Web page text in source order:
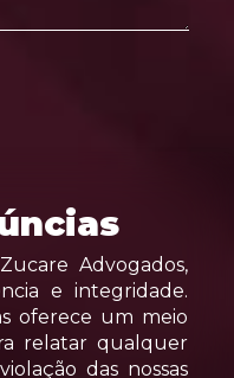
Advogados,
e integridade.
oferece um meio
relatar qualquer
das nossas